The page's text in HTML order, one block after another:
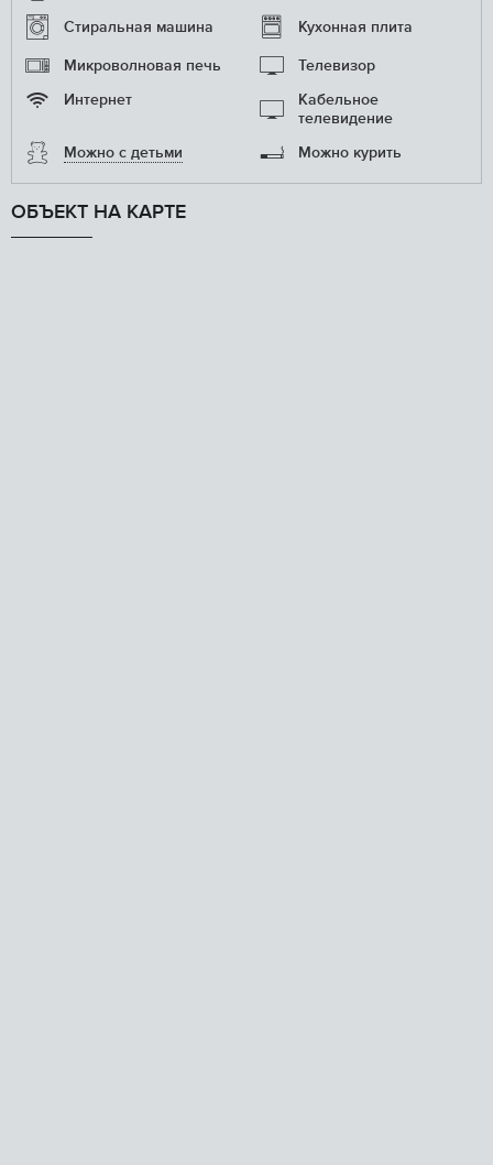
Стиральная машина Кухонная плита
Микроволновая печь
Телевизор
Интернет
Кабельное
телевидение
Можно с детьми
Можно курить
ОБЪЕКТ НА КАРТЕ